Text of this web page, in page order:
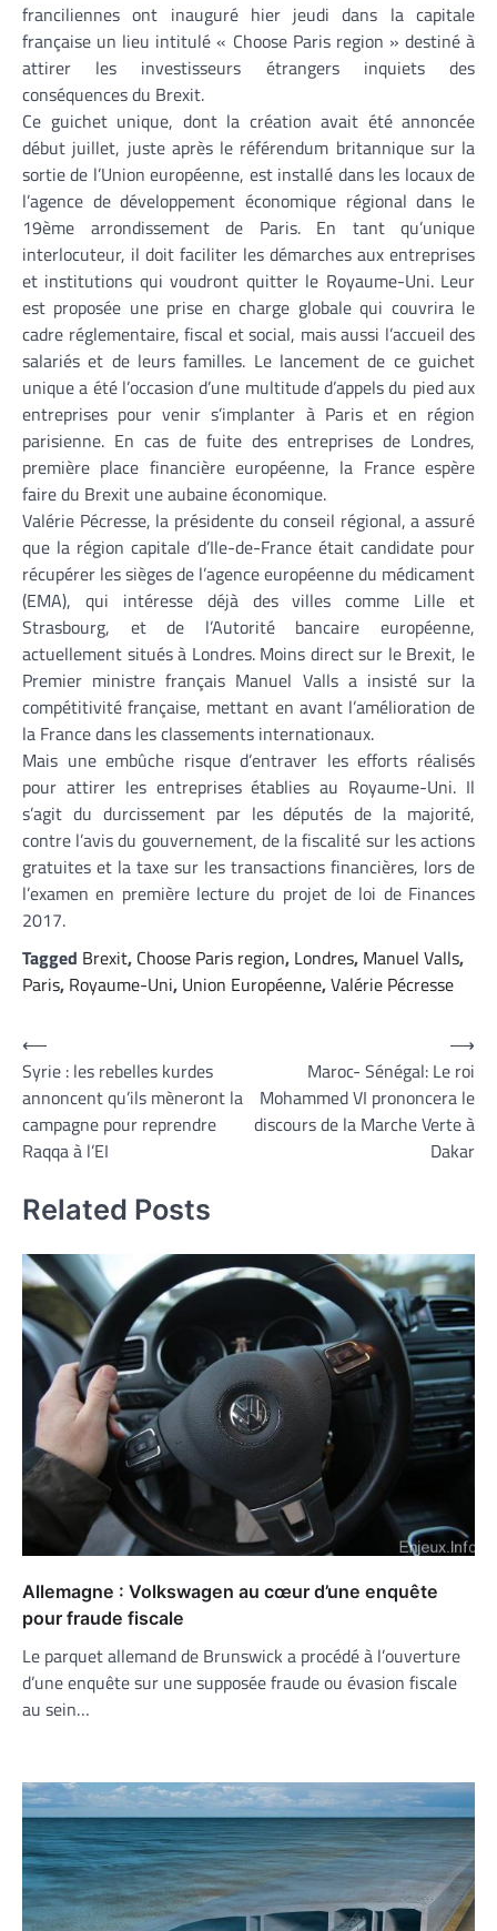
franciliennes ont inauguré hier jeudi dans la capitale
française un lieu intitulé « Choose Paris region » destiné à
attirer les investisseurs étrangers inquiets des
conséquences du Brexit.
Ce guichet unique, dont la création avait été annoncée
début juillet, juste après le référendum britannique sur la
sortie de l’Union européenne, est installé dans les locaux de
l’agence de développement économique régional dans le
19ème arrondissement de Paris. En tant qu’unique
interlocuteur, il doit faciliter les démarches aux entreprises
et institutions qui voudront quitter le Royaume-Uni. Leur
est proposée une prise en charge globale qui couvrira le
cadre réglementaire, fiscal et social, mais aussi l’accueil des
salariés et de leurs familles. Le lancement de ce guichet
unique a été l’occasion d’une multitude d’appels du pied aux
entreprises pour venir s’implanter à Paris et en région
parisienne. En cas de fuite des entreprises de Londres,
première place financière européenne, la France espère
faire du Brexit une aubaine économique.
Valérie Pécresse, la présidente du conseil régional, a assuré
que la région capitale d’Ile-de-France était candidate pour
récupérer les sièges de l’agence européenne du médicament
(EMA), qui intéresse déjà des villes comme Lille et
Strasbourg, et de l’Autorité bancaire européenne,
actuellement situés à Londres. Moins direct sur le Brexit, le
Premier ministre français Manuel Valls a insisté sur la
compétitivité française, mettant en avant l’amélioration de
la France dans les classements internationaux.
Mais une embûche risque d’entraver les efforts réalisés
pour attirer les entreprises établies au Royaume-Uni. Il
s’agit du durcissement par les députés de la majorité,
contre l’avis du gouvernement, de la fiscalité sur les actions
gratuites et la taxe sur les transactions financières, lors de
l’examen en première lecture du projet de loi de Finances
2017.
Tagged Brexit, Choose Paris region, Londres, Manuel Valls,
Paris, Royaume-Uni, Union Européenne,Valérie Pécresse
Navigation
de
l’article
⟵
Syrie : les rebelles kurdes
annoncent qu’ils mèneront la
campagne pour reprendre
Raqqa à l’EI
Maroc- Sénégal: Le roi
Mohammed VI prononcera le
discours de la Marche Verte à
Dakar
⟶
Related Posts
Allemagne : Volkswagen au cœur d’une enquête
pour fraude fiscale
Le parquet allemand de Brunswick a procédé à l’ouverture
d’une enquête sur une supposée fraude ou évasion fiscale
au sein…